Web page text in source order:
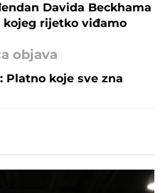
Davida Beckhama
kojeg rijetko viđamo
objava
Platno koje sve zna